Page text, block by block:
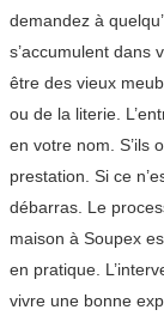
demandez à
s’accumulent dans
être des vieux
ou de la literie.
en votre nom. S’ils
prestation. Si ce
débarras. Le
maison à Soupex
en pratique.
vivre une bonne